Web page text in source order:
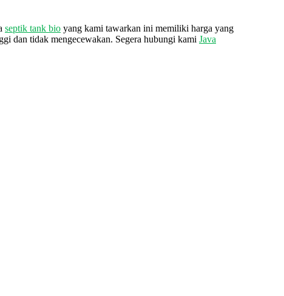
septik tank bio yang kami tawarkan ini memiliki harga yang
dan tidak mengecewakan. Segera hubungi kami Java